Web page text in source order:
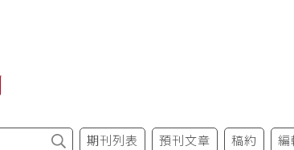
期刊列表 預刊文章 稿約 編